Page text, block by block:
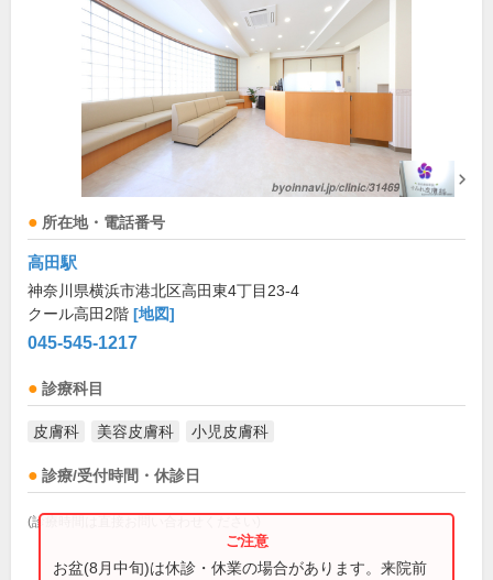
所在地・電話番号
高田駅
神奈川県横浜市港北区高田東4丁目23-4
クール高田2階 [地図]
045-545-1217
診療科目
皮膚科 美容皮膚科 小児皮膚科
診療/受付時間・休診日
(診療時間は直接お問い合わせください)
お盆(8月中旬)は休診・休業の場合があります。来院前